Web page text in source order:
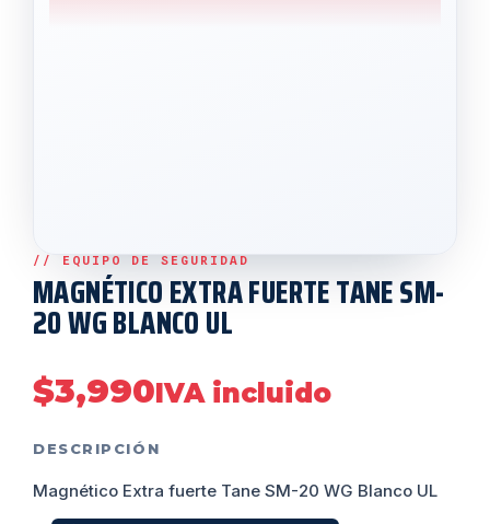
MAGNÉTICO EXTRA FUERTE TANE SM-
20 WG BLANCO UL
$3,990IVA incluido
DESCRIPCIÓN
Magnético Extra fuerte Tane SM-20 WG Blanco UL